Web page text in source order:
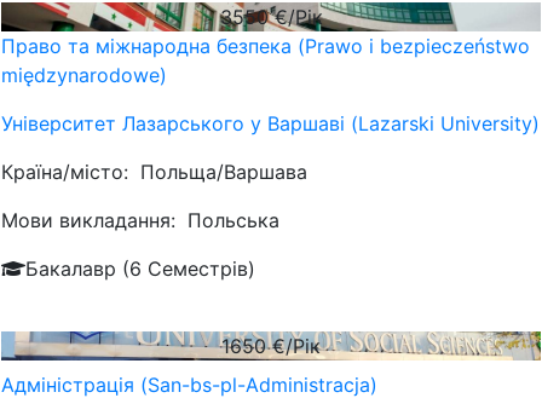
3550€/Рік
Право та міжнародна безпека (Prawo i bezpieczeństwo
międzynarodowe)
Університет Лазарського у Варшаві (Lazarski University)
Країна/місто: Польща/Варшава
Мови викладання: Польська
Бакалавр (6 Семестрів)
1650€/Рік
Адміністрація (San-bs-pl-Administracja)